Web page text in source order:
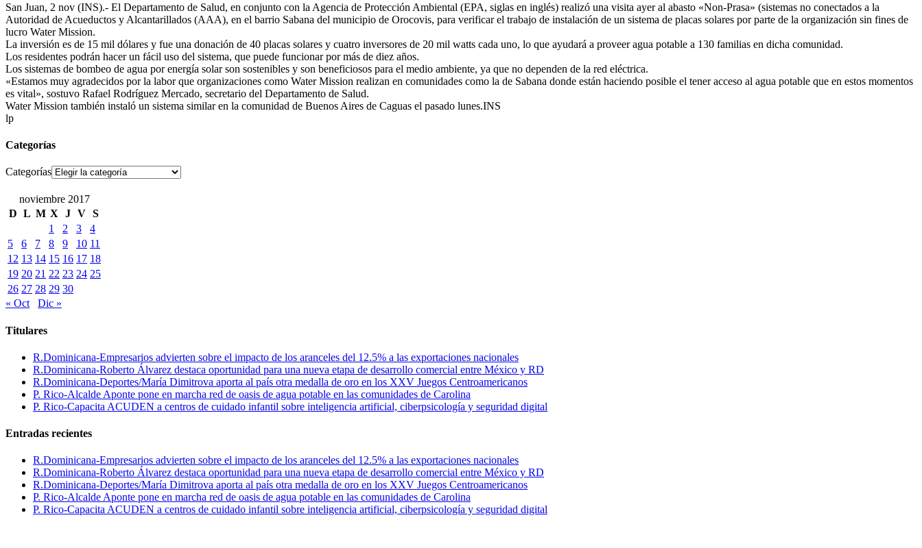
San Juan, 2 nov (INS).- El Departamento de Salud, en conjunto con la Agencia de Protección Ambiental (EPA, siglas en inglés) realizó una visita ayer al abasto «Non-Prasa» (sistemas no conectados a la
Autoridad de Acueductos y Alcantarillados (AAA), en el barrio Sabana del municipio de Orocovis, para verificar el trabajo de instalación de un sistema de placas solares por parte de la organización sin fines de
lucro Water Mission.
La inversión es de 15 mil dólares y fue una donación de 40 placas solares y cuatro inversores de 20 mil watts cada uno, lo que ayudará a proveer agua potable a 130 familias en dicha comunidad.
Los residentes podrán hacer un fácil uso del sistema, que puede funcionar por más de diez años.
Los sistemas de bombeo de agua por energía solar son sostenibles y son beneficiosos para el medio ambiente, ya que no dependen de la red eléctrica.
«Estamos muy agradecidos por la labor que organizaciones como Water Mission realizan en comunidades como la de Sabana donde están haciendo posible el tener acceso al agua potable que en estos momentos
es vital», sostuvo Rafael Rodríguez Mercado, secretario del Departamento de Salud.
Water Mission también instaló un sistema similar en la comunidad de Buenos Aires de Caguas el pasado lunes.INS
lp
Categorías
Categorías
noviembre 2017
D L M X J V S
1
2 3
4
5
6 7 8 9 10 11
12 13 14 15 16 17 18
19 20 21 22 23 24 25
26 27 28 29 30
« Oct
Dic »
Titulares
R.Dominicana-Empresarios advierten sobre el impacto de los aranceles del 12.5% a las exportaciones nacionales
R.Dominicana-Roberto Álvarez destaca oportunidad para una nueva etapa de desarrollo comercial entre México y RD
R.Dominicana-Deportes/María Dimitrova aporta al país otra medalla de oro en los XXV Juegos Centroamericanos
P. Rico-Alcalde Aponte pone en marcha red de oasis de agua potable en las comunidades de Carolina
P. Rico-Capacita ACUDEN a centros de cuidado infantil sobre inteligencia artificial, ciberpsicología y seguridad digital
Entradas recientes
R.Dominicana-Empresarios advierten sobre el impacto de los aranceles del 12.5% a las exportaciones nacionales
R.Dominicana-Roberto Álvarez destaca oportunidad para una nueva etapa de desarrollo comercial entre México y RD
R.Dominicana-Deportes/María Dimitrova aporta al país otra medalla de oro en los XXV Juegos Centroamericanos
P. Rico-Alcalde Aponte pone en marcha red de oasis de agua potable en las comunidades de Carolina
P. Rico-Capacita ACUDEN a centros de cuidado infantil sobre inteligencia artificial, ciberpsicología y seguridad digital